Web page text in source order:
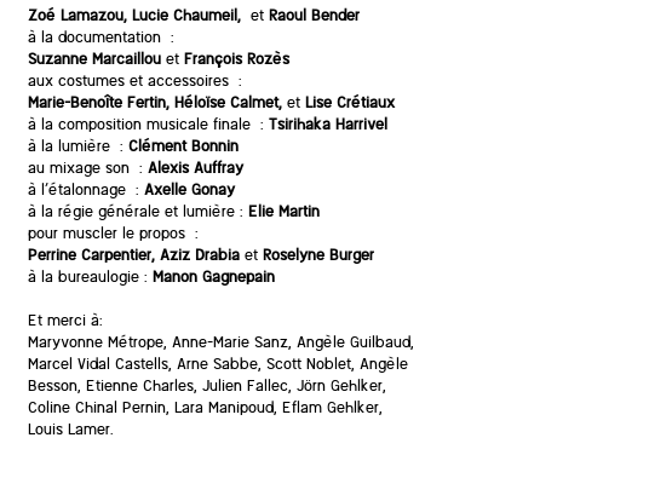
Zoé Lamazou, Lucie Chaumeil, et Raoul Bender
à la documentation :
Suzanne Marcaillou et François Rozès
aux costumes et accessoires :
Marie-Benoîte Fertin, Héloïse Calmet, et Lise Crétiaux
à la composition musicale finale : Tsirihaka Harrivel
à la lumière : Clément Bonnin
au mixage son : Alexis Auffray
à l’étalonnage : Axelle Gonay
à la régie générale et lumière : Elie Martin
pour muscler le propos :
Perrine Carpentier, Aziz Drabia et Roselyne Burger
à la bureaulogie : Manon Gagnepain
Et merci à:
Maryvonne Métrope, Anne-Marie Sanz, Angèle Guilbaud,
Marcel Vidal Castells, Arne Sabbe, Scott Noblet, Angèle
Besson, Etienne Charles, Julien Fallec, Jörn Gehlker,
Coline Chinal Pernin, Lara Manipoud, Eflam Gehlker,
Louis Lamer.